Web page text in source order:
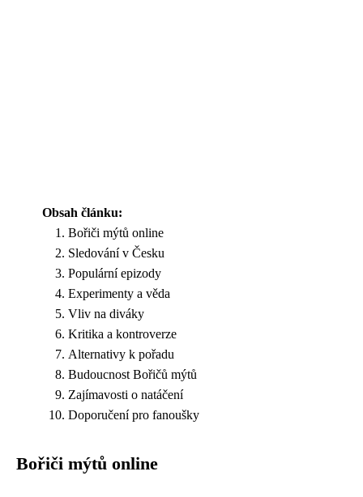
Obsah článku:
Bořiči mýtů online
Sledování v Česku
Populární epizody
Experimenty a věda
Vliv na diváky
Kritika a kontroverze
Alternativy k pořadu
Budoucnost Bořičů mýtů
Zajímavosti o natáčení
Doporučení pro fanoušky
Bořiči mýtů online